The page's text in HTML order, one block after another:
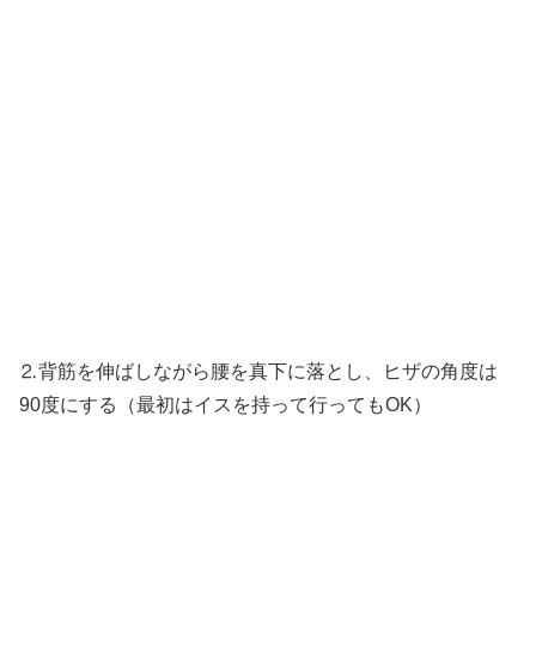
⒉背筋を伸ばしながら腰を真下に落とし、ヒザの角度は
90度にする（最初はイスを持って行ってもOK）